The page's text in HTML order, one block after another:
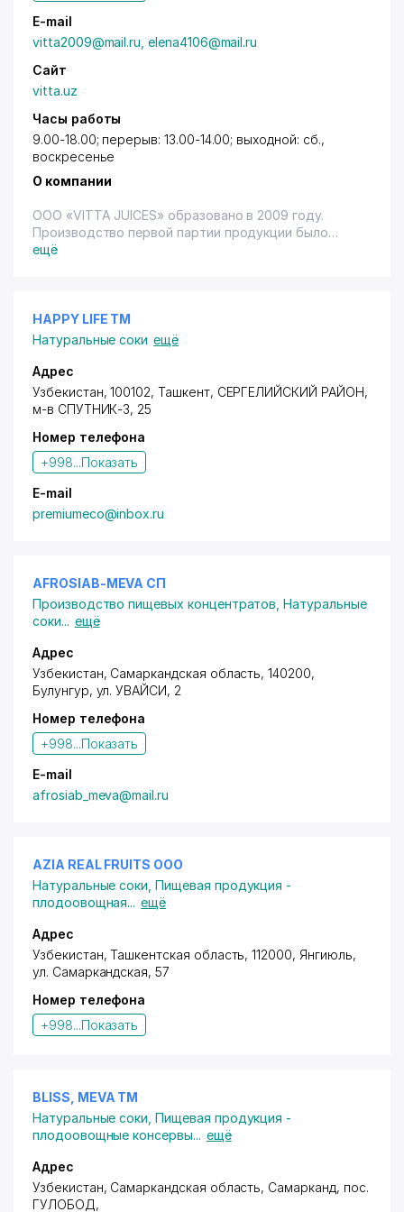
E-mail
vitta2009@mail.ru, elena4106@mail.ru
Сайт
vitta.uz
Часы работы
9.00-18.00; перерыв: 13.00-14.00; выходной: сб.,
воскресенье
О компании
ООО «VITTA JUICES» образовано в 2009 году.
Производство первой партии продукции было
осуществлено в январе 2010 года.
фруктовых соков и нектаров.
Непосредственно производство наших соков
осуществляется на оборудовании высокой
точности. Даже небольшое отклонение от
стандартов состава купажа влечет за собой
остановку конвейера. Контроль над
осуществлением производства ведут
дипломированные специалисты.
За период 2010 года компания вышла на высокий
рейтинговый уровень среди отечественных
производителей фруктовых соков. Продукция
рекламировать свою продукцию – качество
говорит за себя! Нет, мы не экономим на рекламе!
Просто считаем, что больший уклон надо делать на
то, чтобы качество наших соков удовлетворяло
ведется работа над расширением вкусов.
ещё
HAPPY LIFE ТМ
Натуральные соки ещё
Адрес
Узбекистан, 100102, Ташкент, СЕРГЕЛИЙСКИЙ РАЙОН,
м-в СПУТНИК-3, 25
Номер телефона
+998...Показать
E-mail
premiumeco@inbox.ru
AFROSIAB-MEVA СП
Производство пищевых концентратов ,Натуральные
соки... ещё
Адрес
Узбекистан, Самаркандская область, 140200,
Булунгур, ул. УВАЙСИ, 2
Номер телефона
+998...Показать
E-mail
afrosiab_meva@mail.ru
AZIA REAL FRUITS ООО
Натуральные соки ,Пищевая продукция -
плодоовощная... ещё
Адрес
Узбекистан, Ташкентская область, 112000, Янгиюль,
ул. Самаркандская, 57
Номер телефона
+998...Показать
BLISS, MEVA ТМ
Натуральные соки ,Пищевая продукция -
плодоовощные консервы... ещё
Адрес
Узбекистан, Самаркандская область, Самарканд, пос.
ГУЛОБОД,